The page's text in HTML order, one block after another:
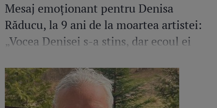
Mesaj emoționant pentru Denisa
Răducu, la 9 ani de la moartea artistei:
„Vocea Denisei s-a stins, dar ecoul ei